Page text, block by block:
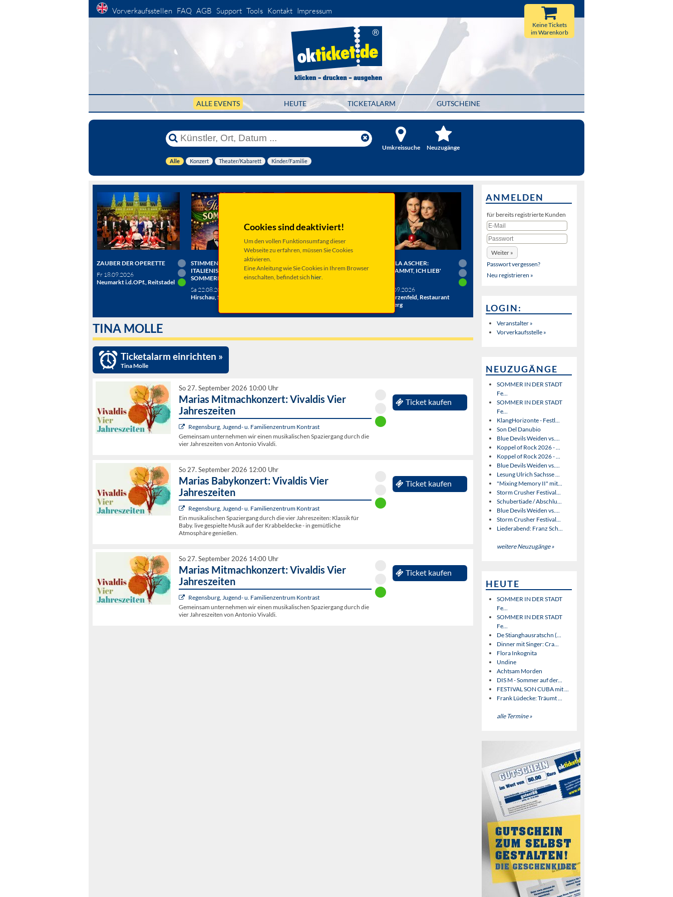
Vorverkaufsstellen FAQ AGB Support Tools Kontakt Impressum
ALLE EVENTS HEUTE TICKETALARM GUTSCHEINE
Keine Tickets
im Warenkorb
Umkreissuche Neuzugänge
Alle Konzert Theater/Kabarett Kinder/Familie
Cookies sind deaktiviert!
Um den vollen Funktionsumfang dieser
Webseite zu erfahren, müssen Sie Cookies
aktivieren.
Eine Anleitung wie Sie Cookies in Ihrem Browser
einschalten, befindet sich hier.
ZAUBER DER OPERETTE
Fr 18.09.2026
Neumarkt i.d.OPf., Reitstadel
STIMMEN DER BERGE:
ITALIENISCHE
SOMMERNACHT
Sa 22.08.2026
Hirschau, Schlosshof
DAS JUBILÄUMSKONZERT
verschiedene Termine
ANGELA ASCHER:
VERDAMMT, ICH LIEB'
Sa 19.09.2026
Schwarzenfeld, Restaurant
Miesberg
TINA MOLLE
Ticketalarm einrichten »
Tina Molle
So 27. September 2026 10:00 Uhr
Marias Mitmachkonzert: Vivaldis Vier
Jahreszeiten
Regensburg, Jugend- u. Familienzentrum Kontrast
Gemeinsam unternehmen wir einen musikalischen Spaziergang durch die
vier Jahreszeiten von Antonio Vivaldi.
Ticket kaufen
So 27. September 2026 12:00 Uhr
Marias Babykonzert: Vivaldis Vier
Jahreszeiten
Regensburg, Jugend- u. Familienzentrum Kontrast
Ein musikalischen Spaziergang durch die vier Jahreszeiten: Klassik für
Baby. live gespielte Musik auf der Krabbeldecke - in gemütliche
Atmosphäre genießen.
Ticket kaufen
So 27. September 2026 14:00 Uhr
Marias Mitmachkonzert: Vivaldis Vier
Jahreszeiten
Regensburg, Jugend- u. Familienzentrum Kontrast
Gemeinsam unternehmen wir einen musikalischen Spaziergang durch die
vier Jahreszeiten von Antonio Vivaldi.
Ticket kaufen
ANMELDEN
für bereits registrierte Kunden
Passwort vergessen?
Neu registrieren »
LOGIN:
Veranstalter »
Vorverkaufsstelle »
NEUZUGÄNGE
SOMMER IN DER STADT
Fe...
SOMMER IN DER STADT
Fe...
KlangHorizonte - Festl...
Son Del Danubio
Blue Devils Weiden vs....
Koppel of Rock 2026 - ...
Koppel of Rock 2026 - ...
Blue Devils Weiden vs....
Lesung Ulrich Sachsse ...
"Mixing Memory II" mit...
Storm Crusher Festival...
Schubertiade / Abschlu...
Blue Devils Weiden vs....
Storm Crusher Festival...
Liederabend: Franz Sch...
weitere Neuzugänge »
HEUTE
SOMMER IN DER STADT
Fe...
SOMMER IN DER STADT
Fe...
De Stianghausratschn (...
Dinner mit Singer: Cra...
Flora Inkognita
Undine
Achtsam Morden
DIS M - Sommer auf der...
FESTIVAL SON CUBA mit ...
Frank Lüdecke: Träumt ...
alle Termine »